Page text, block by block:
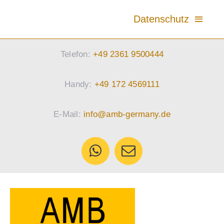
springen
Datenschutz
Privatsphäre-Einstellungen: Historie
Einwilligung widerrufen
Privatsphäre Einstellung
Telefon:+49 2361 9500444
Handy: +49 172 4569111
E-Mail: info@amb-germany.de